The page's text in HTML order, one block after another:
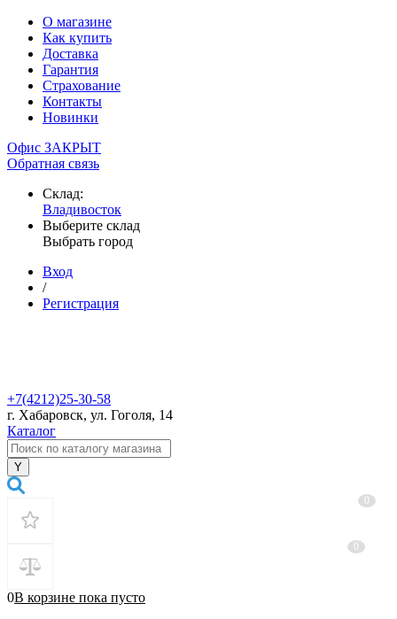
О магазине
Как купить
Доставка
Гарантия
Страхование
Контакты
Новинки
Офис ЗАКРЫТ
Обратная связь
Склад:
Владивосток
Выберите склад
Выбрать город
Вход
/
Регистрация
+7(4212)25-30-58
г. Хабаровск, ул. Гоголя, 14
Каталог
0В корзине пока пусто